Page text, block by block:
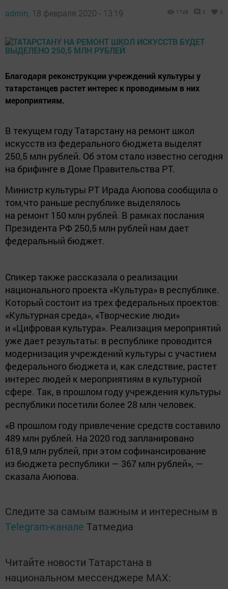
admin, 18 февраля 2020 - 13:19 1749 0 0
​​​​​​​Благодаря реконструкции учреждений культуры у
татарстанцев растет интерес к проводимым в них
мероприятиям.
В текущем году Татарстану на ремонт школ
искусств из федерального бюджета выделят
250,5 млн рублей. Об этом стало известно сегодня
на брифинге в Доме Правительства РТ.
Министр культуры РТ Ирада Аюпова сообщила о
том,что раньше республике выделялось
на ремонт 150 млн рублей. В рамках послания
Президента РФ 250,5 млн рублей нам дает
федеральный бюджет.
Спикер также рассказала о реализации
национального проекта «Культура» в республике.
Который состоит из трех федеральных проектов:
«Культурная среда», «Творческие люди»
и «Цифровая культура». Реализация мероприятий
уже дает результаты: в республике проводится
модернизация учреждений культуры с участием
федерального бюджета и, как следствие, растет
интерес людей к мероприятиям в культурной
сфере. Так, в прошлом году учреждения культуры
республики посетили более 28 млн человек.
«В прошлом году привлечение средств составило
489 млн рублей. На 2020 год запланировано
618,9 млн рублей, при этом софинансирование
из бюджета республики — 367 млн рублей», —
сказала Аюпова.
Следите за самым важным и интересным в
Telegram-канале Татмедиа
Читайте новости Татарстана в
национальном мессенджере MАХ: